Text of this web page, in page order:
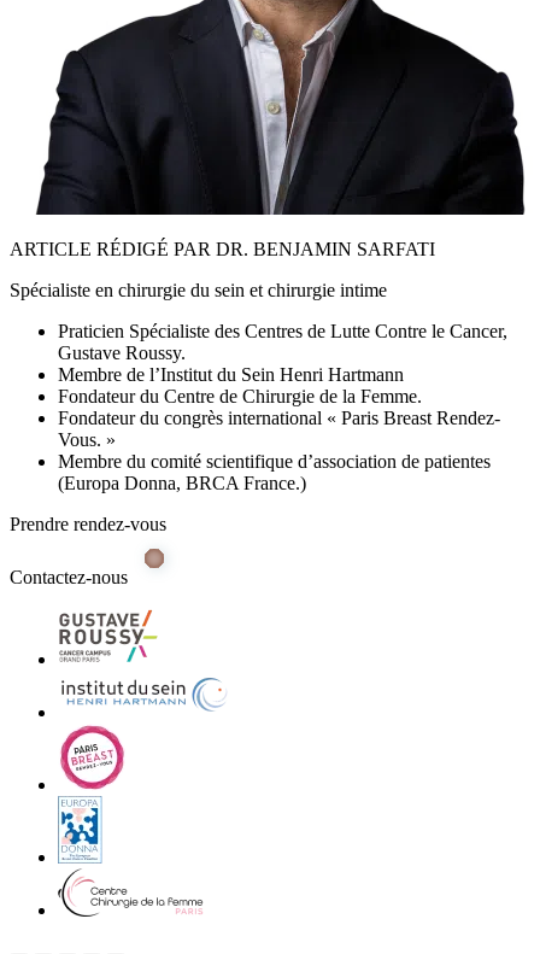
ARTICLE RÉDIGÉ PAR DR. BENJAMIN SARFATI
Spécialiste en chirurgie du sein et chirurgie intime
Praticien Spécialiste des Centres de Lutte Contre le Cancer,
Gustave Roussy.
Membre de l’Institut du Sein Henri Hartmann
Fondateur du Centre de Chirurgie de la Femme.
Fondateur du congrès international « Paris Breast Rendez-
Vous. »
Membre du comité scientifique d’association de patientes
(Europa Donna, BRCA France.)
Prendre rendez-vous
Contactez-nous